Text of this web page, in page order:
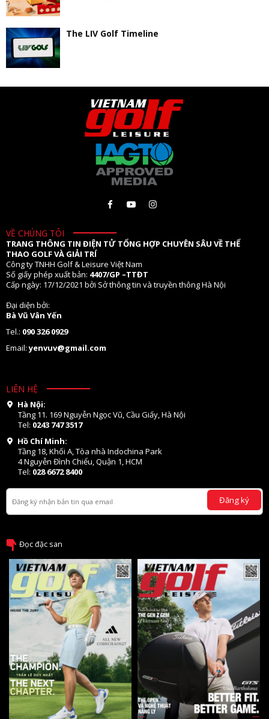
The LIV Golf Timeline
VỀ CHÚNG TÔI
TRANG THÔNG TIN ĐIỆN TỬ TỔNG HỢP CHUYÊN SÂU VỀ THỂ
THAO GOLF VÀ GIẢI TRÍ
Công ty TNHH Golf & Leisure Việt Nam
Số giấy phép xuất bản: 4407/GP –TTĐT
Cấp ngày: 17/12/2021 bởi Sở thông tin và truyền thông Hà Nội
Đại diện bởi:
Bà Vũ Vân Yến
Tel.: 090 326 0929
Email:yenvuv@gmail.com
LIÊN HỆ
Hà Nội:
Tầng 11. 169 Nguyễn Ngọc Vũ, Cầu Giấy, Hà Nội
Tel: 0243 747 3517
Hồ Chí Minh:
Tầng 18, Khối A, Tòa nhà Indochina Park
4 Nguyễn Đình Chiểu, Quận 1, HCM
Tel: 028 6672 8400
Đăng ký
Đọc đặc san